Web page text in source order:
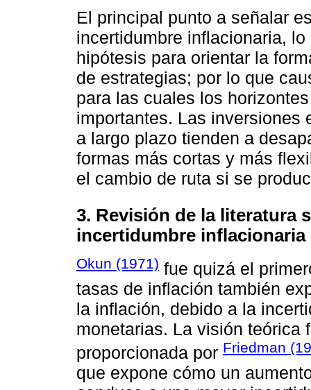
El principal punto a señalar
incertidumbre inflacionaria,
hipótesis para orientar la
de estrategias; por lo que
para las cuales los
importantes. Las inversiones
a largo plazo tienden a
formas más cortas y más
el cambio de ruta si se
3. Revisión de la literatura
incertidumbre inflacionaria
Okun (1971) fue quizá el
tasas de inflación también
la inflación, debido a la
monetarias. La visión teórica
proporcionada por Friedman
que expone cómo un